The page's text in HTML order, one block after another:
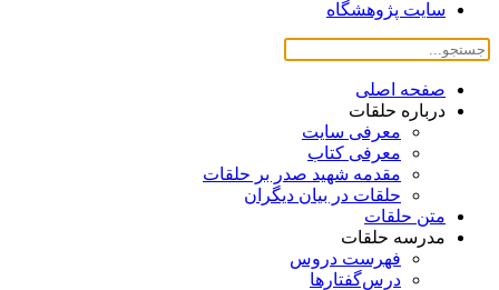
سایت پژوهشگاه
صفحه اصلی
درباره حلقات
معرفی سایت
معرفی کتاب
مقدمه شهید صدر بر حلقات
حلقات در بیان دیگران
متن حلقات
مدرسه حلقات
فهرست دروس
درس‌گفتار‌ها